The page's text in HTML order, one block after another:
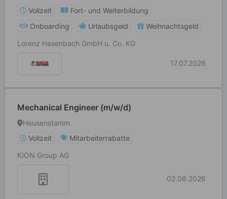
Vollzeit
Fort- und Weiterbildung
Onboarding
Urlaubsgeld
Weihnachtsgeld
Lorenz Hasenbach GmbH u. Co. KG
17.07.2026
Mechanical Engineer (m/w/d)
Heusenstamm
Vollzeit
Mitarbeiterrabatte
KION Group AG
02.08.2026